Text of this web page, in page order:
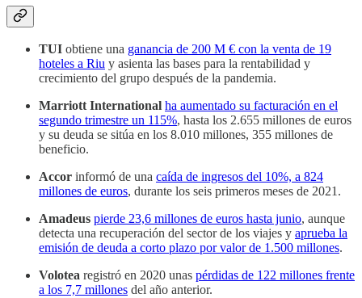
TUI obtiene una ganancia de 200 M € con la venta de 19
hoteles a Riu y asienta las bases para la rentabilidad y
crecimiento del grupo después de la pandemia.
Marriott International ha aumentado su facturación en el
segundo trimestre un 115%, hasta los 2.655 millones de euros
y su deuda se sitúa en los 8.010 millones, 355 millones de
beneficio.
Accor informó de una caída de ingresos del 10%, a 824
millones de euros, durante los seis primeros meses de 2021.
Amadeus pierde 23,6 millones de euros hasta junio, aunque
detecta una recuperación del sector de los viajes y aprueba la
emisión de deuda a corto plazo por valor de 1.500 millones.
Volotea registró en 2020 unas pérdidas de 122 millones frente
a los 7,7 millones del año anterior.